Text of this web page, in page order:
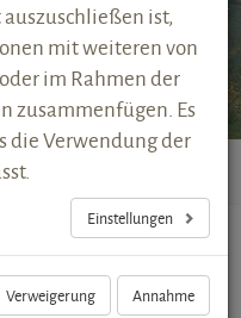
d)
ist,
mit weiteren von
im Rahmen der
zusammenfügen. Es
die Verwendung der
Einstellungen
Verweigerung Annahme